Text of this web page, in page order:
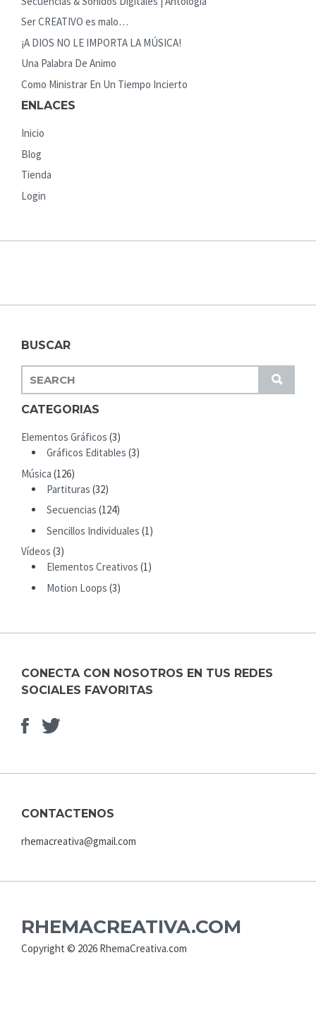
Ser CREATIVO es malo…
¡A DIOS NO LE IMPORTA LA MÚSICA!
Una Palabra De Animo
Como Ministrar En Un Tiempo Incierto
ENLACES
Inicio
Blog
Tienda
Login
BUSCAR
S
U
E
A
C
F
CATEGORIAS
Elementos Gráficos (3)
Gráficos Editables (3)
Música (126)
Partituras (32)
Secuencias (124)
Sencillos Individuales (1)
Vídeos (3)
Elementos Creativos (1)
Motion Loops (3)
CONECTA CON NOSOTROS EN TUS REDES
SOCIALES FAVORITAS
Facebook
Elemento
CONTACTENOS
rhemacreativa@gmail.com
RHEMACREATIVA.COM
Copyright © 2026 RhemaCreativa.com